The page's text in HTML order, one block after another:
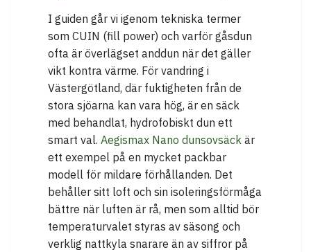
I guiden går vi igenom tekniska termer
som CUIN (fill power) och varför gåsdun
ofta är överlägset anddun när det gäller
vikt kontra värme. För vandring i
Västergötland, där fuktigheten från de
stora sjöarna kan vara hög, är en säck
med behandlat, hydrofobiskt dun ett
smart val. Aegismax Nano dunsovsäck är
ett exempel på en mycket packbar
modell för mildare förhållanden. Det
behåller sitt loft och sin isoleringsförmåga
bättre när luften är rå, men som alltid bör
temperaturvalet styras av säsong och
verklig nattkyla snarare än av siffror på